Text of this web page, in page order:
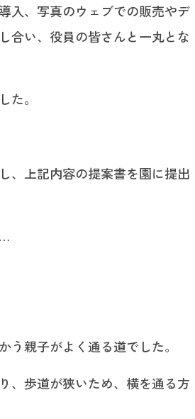
入、写真のウェブでの販売やデ
合い、役員の皆さんと一丸とな
。
、上記内容の提案書を園に提出
親子がよく通る道でした。
、歩道が狭いため、横を通る方